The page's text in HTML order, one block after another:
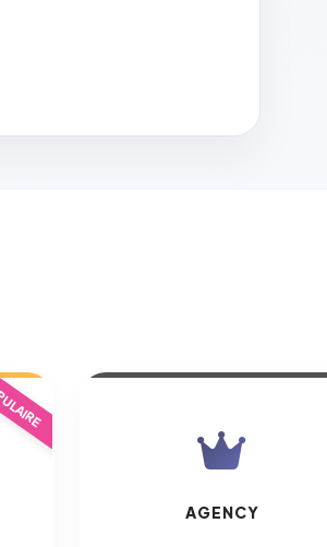
AGENCY